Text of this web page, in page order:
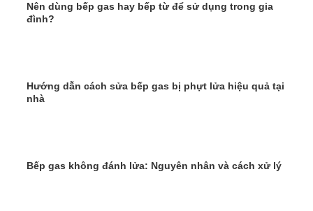
Nên dùng bếp gas hay bếp từ để sử dụng trong gia
đình?
Hướng dẫn cách sửa bếp gas bị phựt lửa hiệu quả tại
nhà
Bếp gas không đánh lửa: Nguyên nhân và cách xử lý